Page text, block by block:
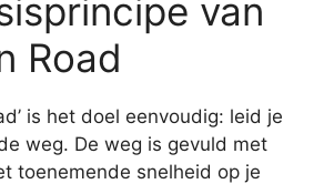
van
Road
is het doel eenvoudig: leid je
weg. De weg is gevuld met
toenemende snelheid op je